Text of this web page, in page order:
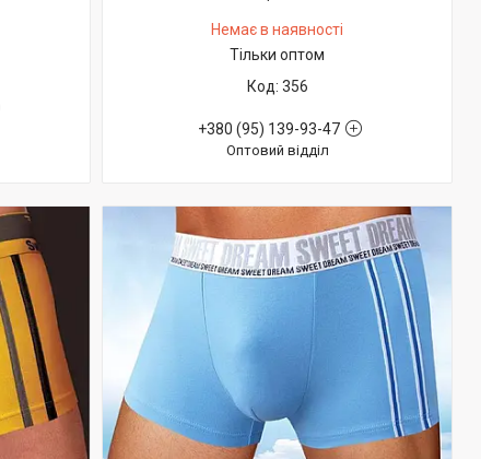
Немає в наявності
Тільки оптом
356
+380 (95) 139-93-47
Оптовий відділ